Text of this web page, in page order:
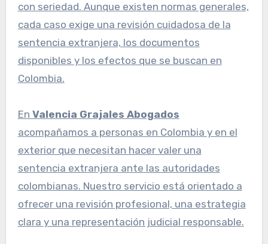
con seriedad. Aunque existen normas generales,
cada caso exige una revisión cuidadosa de la
sentencia extranjera, los documentos
disponibles y los efectos que se buscan en
Colombia.
En Valencia Grajales Abogados
acompañamos a personas en Colombia y en el
exterior que necesitan hacer valer una
sentencia extranjera ante las autoridades
colombianas. Nuestro servicio está orientado a
ofrecer una revisión profesional, una estrategia
clara y una representación judicial responsable.